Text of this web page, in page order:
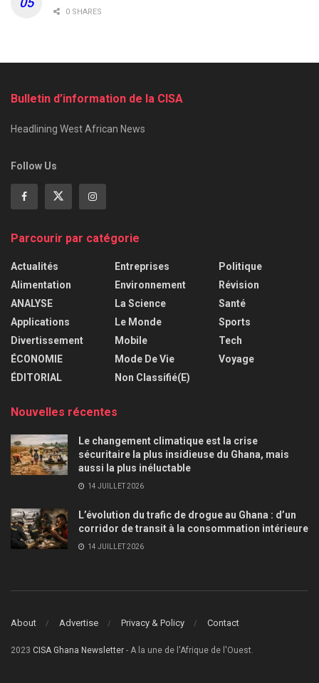
0 SHARES
Bulletin d’information de la CISA
Headlining West African News
Follow Us
Parcourir par catégorie
Actualités
Alimentation
ANALYSE
Applications
Divertissement
ÉCONOMIE
ÉDITORIAL
Entreprises
Environnement
La Science
Le Monde
Mobile
Mode De Vie
Non Classifié(e)
Politique
Révision
Santé
Sports
Tech
Voyage
Nouvelles récentes
Le changement climatique est la crise
sécuritaire la plus insidieuse du Ghana, mais
aussi la plus inéluctable
14 JUILLET 2026
L’évolution du trafic de drogue au Ghana : d’un
corridor de transit à la consommation intérieure
14 JUILLET 2026
About Advertise Privacy & Policy Contact
2023 CISA Ghana Newsletter - A la une de l'Afrique de l'Ouest.